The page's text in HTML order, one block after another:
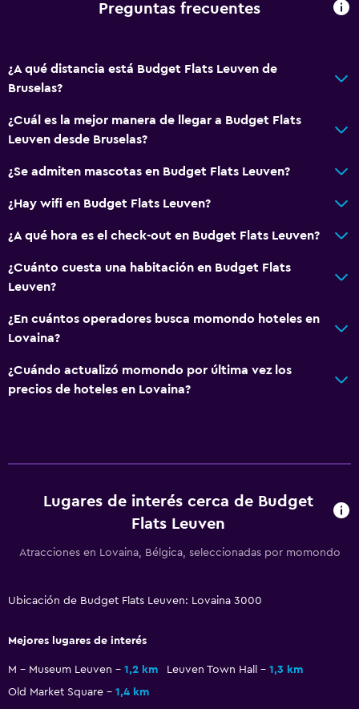
Jardín
Sistema de entretenimiento
TV por cable o vía satélite
Accesibilidad y adecuación
Para no fumadores
Mascotas permitidas bajo consulta (pueden aplicar cargos
Comedor
Máquina expendedora (botanas)
Lavandería
Preguntas frecuentes
¿A qué distancia está Budget Flats Leuven de
Bruselas?
¿Cuál es la mejor manera de llegar a Budget Flats
Leuven desde Bruselas?
¿Se admiten mascotas en Budget Flats Leuven?
¿Hay wifi en Budget Flats Leuven?
¿A qué hora es el check-out en Budget Flats Leuven?
¿Cuánto cuesta una habitación en Budget Flats
Leuven?
¿En cuántos operadores busca momondo hoteles en
Lovaina?
¿Cuándo actualizó momondo por última vez los
precios de hoteles en Lovaina?
Lugares de interés cerca de Budget
Flats Leuven
Atracciones en Lovaina, Bélgica, seleccionadas por momondo
Ubicación de Budget Flats Leuven: Lovaina 3000
Mejores lugares de interés
M - Museum Leuven 1,2 km Leuven Town Hall
1,3 km
Old Market Square
1,4 km